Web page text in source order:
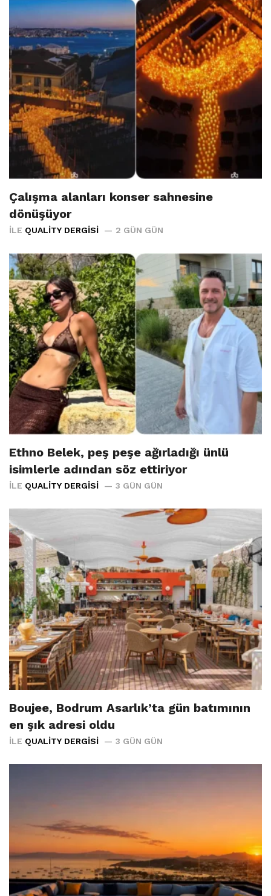
Çalışma alanları konser sahnesine
dönüşüyor
İLE QUALITY DERGISI 2 GÜN GÜN
Ethno Belek, peş peşe ağırladığı ünlü
isimlerle adından söz ettiriyor
İLE QUALITY DERGISI 3 GÜN GÜN
Boujee, Bodrum Asarlık’ta gün batımının
en şık adresi oldu
İLE QUALITY DERGISI 3 GÜN GÜN